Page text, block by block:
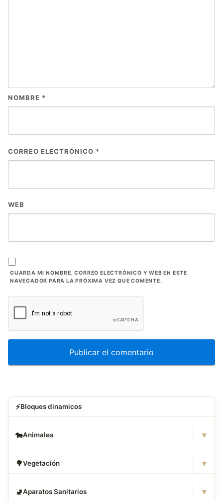
NOMBRE *
CORREO ELECTRÓNICO *
WEB
GUARDA MI NOMBRE, CORREO ELECTRÓNICO Y WEB EN ESTE
NAVEGADOR PARA LA PRÓXIMA VEZ QUE COMENTE.
⚡Bloques dinamicos
🐄Animales ▾
🌳Vegetación ▾
🚽Aparatos Sanitarios ▾